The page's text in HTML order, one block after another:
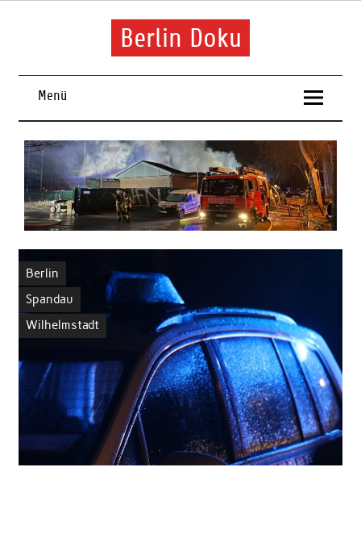
Skip
Berlin Doku
Menü
Berlin
Spandau
Wilhelmstadt